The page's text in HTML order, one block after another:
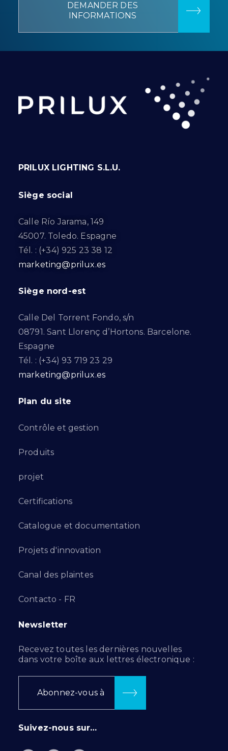
DEMANDER DES
INFORMATIONS
PRILUX LIGHTING S.L.U.
Siège social
Calle Río Jarama, 149
45007. Toledo. Espagne
Tél. : (+34) 925 23 38 12
marketing@prilux.es
Siège nord-est
Calle Del Torrent Fondo, s/n
08791. Sant Llorenç d’Hortons. Barcelone.
Espagne
Tél. : (+34) 93 719 23 29
marketing@prilux.es
Plan du site
Contrôle et gestion
Produits
projet
Certifications
Catalogue et documentation
Projets d'innovation
Canal des plaintes
Contacto - FR
Newsletter
Recevez toutes les dernières nouvelles
dans votre boîte aux lettres électronique :
Abonnez-vous à
Suivez-nous sur…